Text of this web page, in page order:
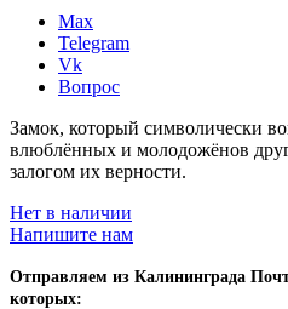
Max
Telegram
Vk
Вопрос
Замок, который символически
влюблённых и молодожёнов
залогом их верности.
Нет в наличии
Напишите нам
Отправляем из Калининграда
которых: